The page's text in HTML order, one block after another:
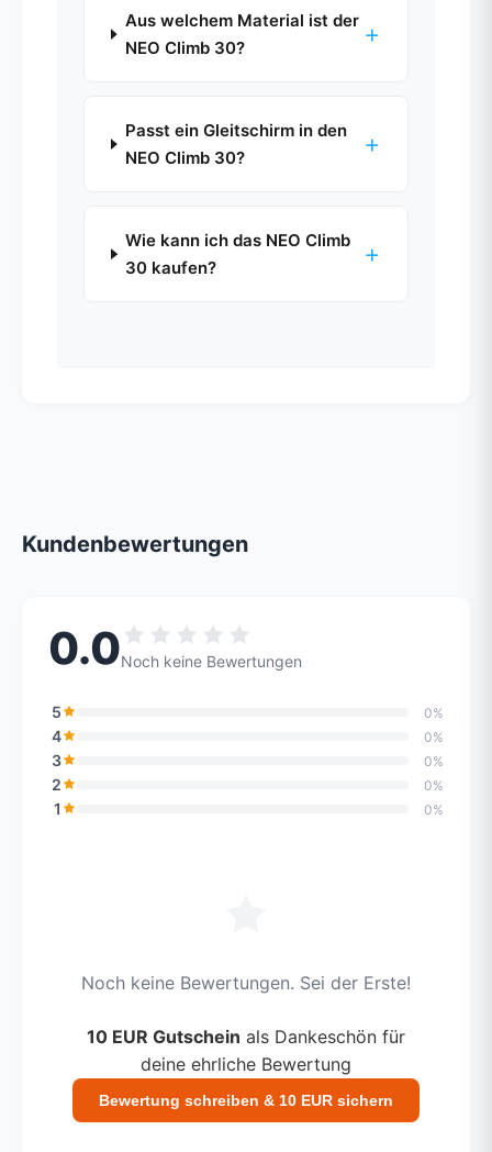
Aus welchem Material ist der
NEO Climb 30?
+
Passt ein Gleitschirm in den
NEO Climb 30?
+
Wie kann ich das NEO Climb
30 kaufen?
+
Kundenbewertungen
0.0Noch keine Bewertungen
5 0%
4 0%
3 0%
2 0%
1 0%
Noch keine Bewertungen. Sei der Erste!
10 EUR Gutschein als Dankeschön für
deine ehrliche Bewertung
Bewertung schreiben & 10 EUR sichern